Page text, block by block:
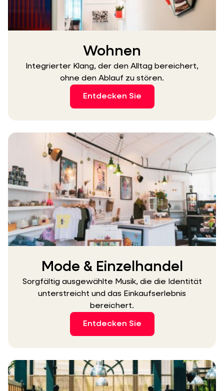
Wohnen
Integrierter Klang, der den Alltag bereichert,
ohne den Ablauf zu stören.
Entdecken Sie
Mode & Einzelhandel
Sorgfältig ausgewählte Musik, die die Identität
unterstreicht und das Einkaufserlebnis
bereichert.
Entdecken Sie